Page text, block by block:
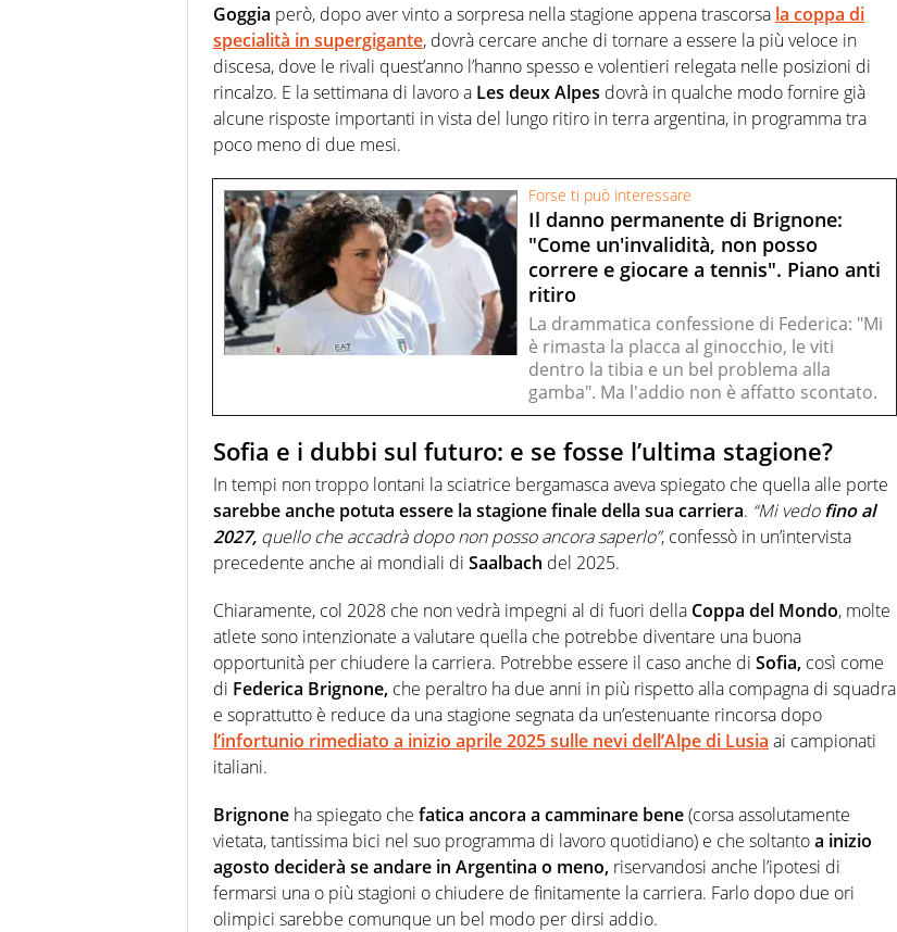
Goggia però, dopo aver vinto a sorpresa nella stagione appena trascorsa la coppa di
specialità in supergigante, dovrà cercare anche di tornare a essere la più veloce in
discesa, dove le rivali quest’anno l’hanno spesso e volentieri relegata nelle posizioni di
rincalzo. E la settimana di lavoro a Les deux Alpes dovrà in qualche modo fornire già
alcune risposte importanti in vista del lungo ritiro in terra argentina, in programma tra
poco meno di due mesi.
Forse ti può interessare
Il danno permanente di Brignone:
"Come un'invalidità, non posso
correre e giocare a tennis". Piano anti
ritiro
La drammatica confessione di Federica: "Mi
è rimasta la placca al ginocchio, le viti
dentro la tibia e un bel problema alla
gamba". Ma l'addio non è affatto scontato.
Sofia e i dubbi sul futuro: e se fosse l’ultima stagione?
In tempi non troppo lontani la sciatrice bergamasca aveva spiegato che quella alle porte
sarebbe anche potuta essere la stagione finale della sua carriera. “Mi vedofino al
2027, quello che accadrà dopo non posso ancora saperlo”, confessò in un’intervista
precedente anche ai mondiali di Saalbach del 2025.
Chiaramente, col 2028 che non vedrà impegni al di fuori della Coppa del Mondo, molte
atlete sono intenzionate a valutare quella che potrebbe diventare una buona
opportunità per chiudere la carriera. Potrebbe essere il caso anche di Sofia, così come
di Federica Brignone, che peraltro ha due anni in più rispetto alla compagna di squadra
e soprattutto è reduce da una stagione segnata da un’estenuante rincorsa dopo
l’infortunio rimediato a inizio aprile 2025 sulle nevi dell’Alpe di Lusia ai campionati
italiani.
Brignone ha spiegato che fatica ancora a camminare bene(corsa assolutamente
vietata, tantissima bici nel suo programma di lavoro quotidiano) e che soltantoa inizio
agosto deciderà se andare in Argentina o meno, riservandosi anche l’ipotesi di
fermarsi una o più stagioni o chiudere de finitamente la carriera. Farlo dopo due ori
olimpici sarebbe comunque un bel modo per dirsi addio.